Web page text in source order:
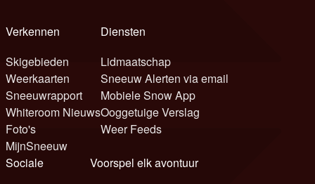
Verkennen
Skigebieden
Weerkaarten
Sneeuwrapport
Whiteroom Nieuws
Foto's
MijnSneeuw
Diensten
Lidmaatschap
Sneeuw Alerten via email
Mobiele Snow App
Ooggetuige Verslag
Weer Feeds
Sociale
Voorspel elk avontuur